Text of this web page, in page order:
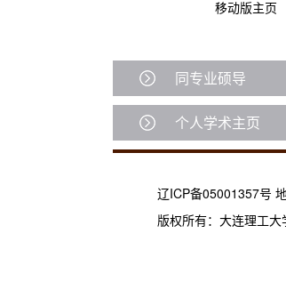
移动版主页
同专业硕导
个人学术主页
辽ICP备05001357号
版权所有：大连理工大